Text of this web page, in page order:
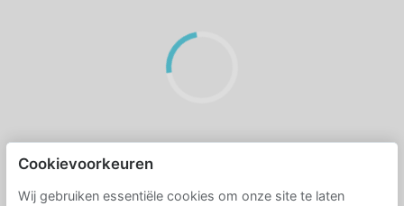
Cookievoorkeuren
Wij gebruiken essentiële cookies om onze site te laten